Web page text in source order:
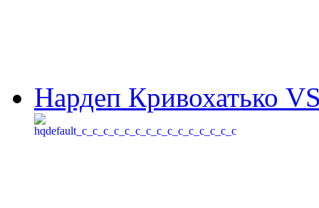
Нардеп Кривохатько